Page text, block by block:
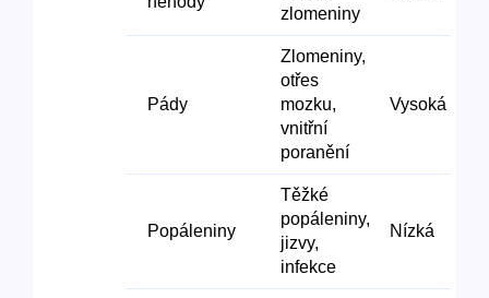
zlomeniny
Pády
Zlomeniny,
otřes
mozku,
vnitřní
poranění
Vysoká
Popáleniny
Těžké
popáleniny,
jizvy,
infekce
Nízká